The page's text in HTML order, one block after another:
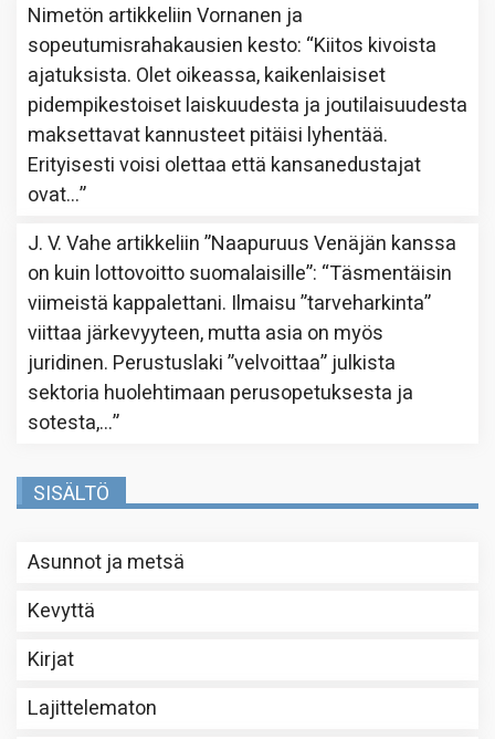
Nimetön artikkeliinVornanen ja
sopeutumisrahakausien kesto: “Kiitos kivoista
ajatuksista. Olet oikeassa, kaikenlaisiset
pidempikestoiset laiskuudesta ja joutilaisuudesta
maksettavat kannusteet pitäisi lyhentää.
Erityisesti voisi olettaa että kansanedustajat
ovat…”
J. V. Vahe artikkeliin”Naapuruus Venäjän kanssa
on kuin lottovoitto suomalaisille”: “Täsmentäisin
viimeistä kappalettani. Ilmaisu ”tarveharkinta”
viittaa järkevyyteen, mutta asia on myös
juridinen. Perustuslaki ”velvoittaa” julkista
sektoria huolehtimaan perusopetuksesta ja
sotesta,…”
SISÄLTÖ
Asunnot ja metsä
Kevyttä
Kirjat
Lajittelematon